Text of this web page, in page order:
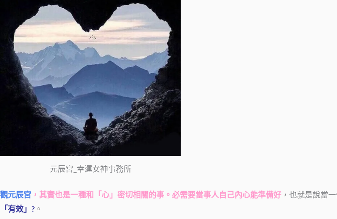
元辰宮_幸運女神事務所
觀元辰宮 ，其實也是一種和「心」密切相關的事。必需要當事人自己內心能準備好 ，也就是說當
「有效」? 。